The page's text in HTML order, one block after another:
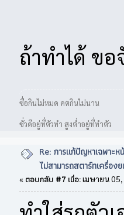
ถ้าทำได้ ข
ซื่อกินไม่หมด คตกินไม่นาน
ชั่วดีอยู่ที่ตัวทำ สูงต่ำอยู่ที่ทำตัว
Re: การแก้ปัญหาเฉพาะ
ไม่สามารถสตาร์ทเครื่อง
« ตอบกลับ #7 เมื่อ:เมษายน